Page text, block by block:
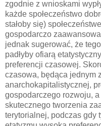
zgodnie z wnioskami
każde społeczeństwo
stałoby się)
gospodarczo
jednak sugerować, że
padłyby ofiarą
preferencji czasowej.
czasowa, będąca jednym
anarchokapitalistycznej,
gospodarczego rozwoju,
skutecznego tworzenia
terytorialnej, podczas gdy